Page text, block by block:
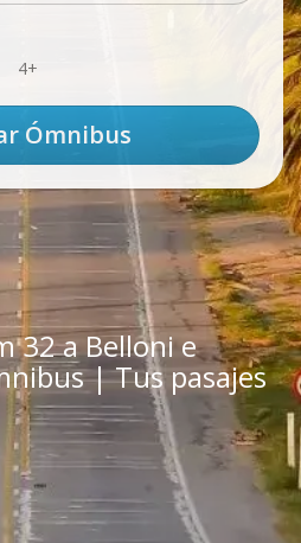
4+
32 a Belloni e
| Tus pasajes